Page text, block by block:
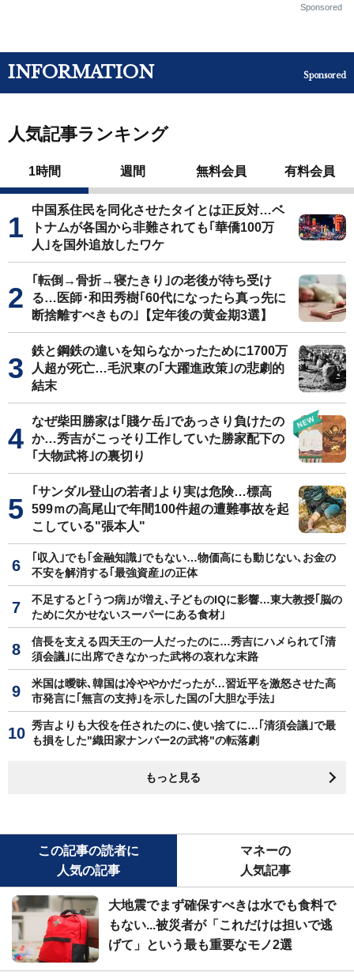
Sponsored
INFORMATION Sponsored
人気記事ランキング
1時間 週間 無料会員 有料会員
中国系住民を同化させたタイとは正反対…ベ
トナムが各国から非難されても｢華僑100万
人｣を国外追放したワケ
｢転倒→骨折→寝たきり｣の老後が待ち受け
る…医師･和田秀樹｢60代になったら真っ先に
断捨離すべきもの｣【定年後の黄金期3選】
鉄と鋼鉄の違いを知らなかったために1700万
人超が死亡…毛沢東の｢大躍進政策｣の悲劇的
結末
なぜ柴田勝家は｢賤ケ岳｣であっさり負けたの
か…秀吉がこっそり工作していた勝家配下の
｢大物武将｣の裏切り
｢サンダル登山の若者｣より実は危険…標高
599ｍの高尾山で年間100件超の遭難事故を起
こしている"張本人"
｢収入｣でも｢金融知識｣でもない…物価高にも動じない､お金の
不安を解消する｢最強資産｣の正体
不足すると｢うつ病｣が増え､子どものIQに影響…東大教授｢脳の
ために欠かせないスーパーにある食材｣
信長を支える四天王の一人だったのに…秀吉にハメられて｢清
須会議｣に出席できなかった武将の哀れな末路
米国は曖昧､韓国は冷ややかだったが…習近平を激怒させた高
市発言に｢無言の支持｣を示した国の｢大胆な手法｣
秀吉よりも大役を任されたのに､使い捨てに…｢清須会議｣で最
も損をした"織田家ナンバー2の武将"の転落劇
もっと見る
この記事の読者に
人気の記事
マネーの
人気記事
大地震でまず確保すべきは水でも食料で
もない...被災者が「これだけは担いで逃
げて」という最も重要なモノ2選